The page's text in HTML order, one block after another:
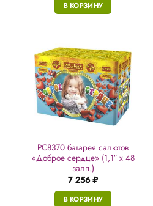
В КОРЗИНУ
РС8370 батарея салютов
«Доброе сердце» (1,1″ х 48
залп.)
7 256₽
В КОРЗИНУ